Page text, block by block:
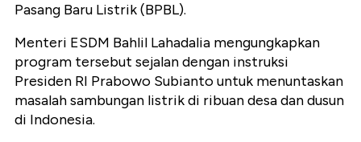
Pasang Baru Listrik (BPBL).
Menteri ESDM Bahlil Lahadalia mengungkapkan
program tersebut sejalan dengan instruksi
Presiden RI Prabowo Subianto untuk menuntaskan
masalah sambungan listrik di ribuan desa dan dusun
di Indonesia.